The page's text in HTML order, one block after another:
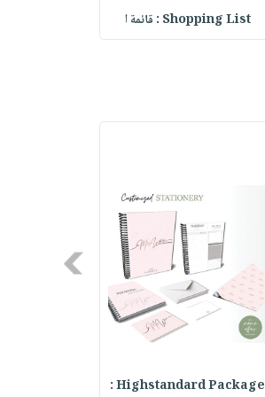
Shopping List : قائمة ا
Highstandard Package :
Next